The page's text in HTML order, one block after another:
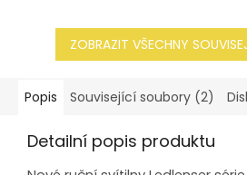
ZOBRAZIT VŠECHNY
Popis Související soubory (2)
Detailní popis produktu